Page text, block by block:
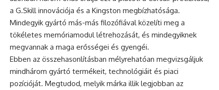
a G.Skill innovációja és a Kingston megbízhatósága.
Mindegyik gyártó más-más filozófiával közelíti meg a
tökéletes memóriamodul létrehozását, és mindegyiknek
megvannak a maga erősségei és gyengéi.
Ebben az összehasonlításban mélyrehatóan megvizsgáljuk
mindhárom gyártó termékeit, technológiáit és piaci
pozícióját. Megtudod, melyik márka illik legjobban az